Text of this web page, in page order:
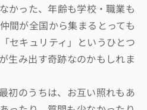
かった、年齢も学校・職業も
間が全国から集まるとっても
セキュリティ」というひとつ
生み出す奇跡なのかもしれま
初のうちは、お互い照れもあ